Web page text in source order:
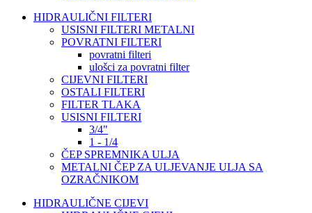
HIDRAULIČNI FILTERI
USISNI FILTERI METALNI
POVRATNI FILTERI
povratni filteri
ulošci za povratni filter
CIJEVNI FILTERI
OSTALI FILTERI
FILTER TLAKA
USISNI FILTERI
3/4"
1 - 1/4
ČEP SPREMNIKA ULJA
METALNI ČEP ZA ULJEVANJE ULJA SA
OZRAČNIKOM
HIDRAULIČNE CIJEVI